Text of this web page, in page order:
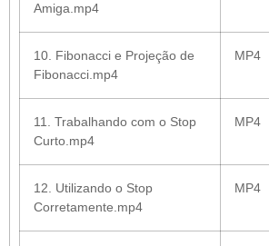
Amiga.mp4
10. Fibonacci e Projeção de
Fibonacci.mp4
MP4
11. Trabalhando com o Stop
Curto.mp4
MP4
12. Utilizando o Stop
Corretamente.mp4
MP4